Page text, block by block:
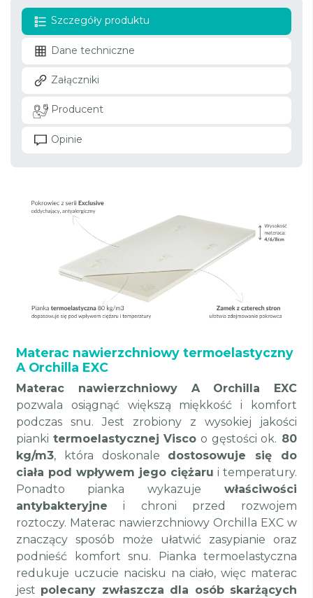
Szczegóły produktu
Dane techniczne
Załączniki
Producent
Opinie
Materac nawierzchniowy termoelastyczny
A Orchilla EXC
Materac nawierzchniowy A Orchilla EXC
pozwala osiągnąć większą miękkość i komfort
podczas snu. Jest zrobiony z wysokiej jakości
pianki termoelastycznej Visco o gęstości ok. 80
kg/m3, która doskonale dostosowuje się do
ciała pod wpływem jego ciężaru i temperatury.
Ponadto pianka wykazuje właściwości
antybakteryjne i chroni przed rozwojem
roztoczy. Materac nawierzchniowy Orchilla EXC w
znaczący sposób może ułatwić zasypianie oraz
podnieść komfort snu. Pianka termoelastyczna
redukuje uczucie nacisku na ciało, więc materac
jest polecany zwłaszcza dla osób skarżących